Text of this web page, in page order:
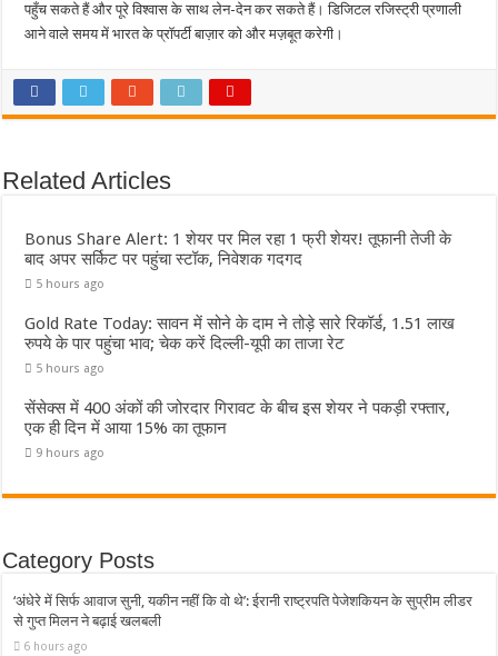
पहुँच सकते हैं और पूरे विश्वास के साथ लेन-देन कर सकते हैं। डिजिटल रजिस्ट्री प्रणाली
आने वाले समय में भारत के प्रॉपर्टी बाज़ार को और मज़बूत करेगी।
Related Articles
Bonus Share Alert: 1 शेयर पर मिल रहा 1 फ्री शेयर! तूफानी तेजी के
बाद अपर सर्किट पर पहुंचा स्टॉक, निवेशक गदगद
5 hours ago
Gold Rate Today: सावन में सोने के दाम ने तोड़े सारे रिकॉर्ड, 1.51 लाख
रुपये के पार पहुंचा भाव; चेक करें दिल्ली-यूपी का ताजा रेट
5 hours ago
सेंसेक्स में 400 अंकों की जोरदार गिरावट के बीच इस शेयर ने पकड़ी रफ्तार,
एक ही दिन में आया 15% का तूफान
9 hours ago
Category Posts
‘अंधेरे में सिर्फ आवाज सुनी, यकीन नहीं कि वो थे’: ईरानी राष्ट्रपति पेजेशकियन के सुप्रीम लीडर
से गुप्त मिलन ने बढ़ाई खलबली
6 hours ago